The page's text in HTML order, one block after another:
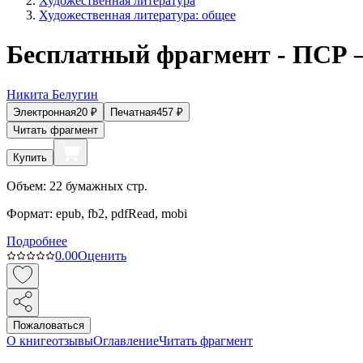
Художественная литература: общее
Бесплатный фрагмент - ПСР
Никита Белугин
Электронная20 ₽ Печатная457 ₽
Читать фрагмент
Купить
Объем: 22 бумажных стр.
Формат: epub, fb2, pdfRead, mobi
Подробнее
0.00Оценить
Пожаловаться
О книгеотзывыОглавлениеЧитать фрагмент